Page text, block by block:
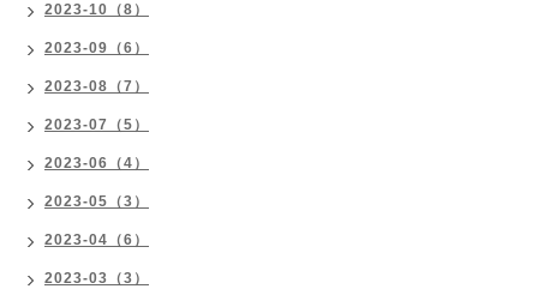
2023-10（8）
2023-09（6）
2023-08（7）
2023-07（5）
2023-06（4）
2023-05（3）
2023-04（6）
2023-03（3）